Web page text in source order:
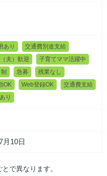
あり
交通費別途支給
夫）歓迎
子育てママ活躍中
急募
残業なし
OK Web登録OK
交通費支給
り
月10日
で異なります。